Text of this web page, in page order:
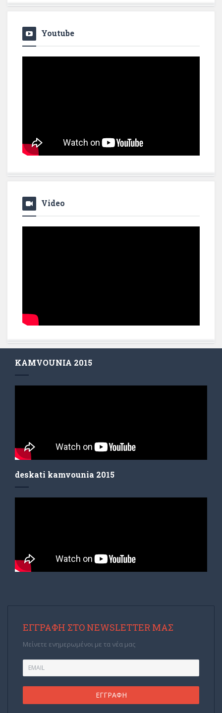
Youtube
Video
KAMVOUNIA 2015
deskati kamvounia 2015
ΕΓΓΡΑΦΉ ΣΤΟ NEWSLETTER ΜΑΣ
Μείνετε ενημερωμένοι με τα νέα μας